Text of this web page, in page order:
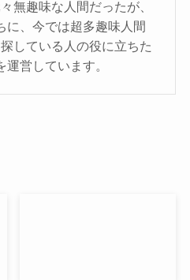
無趣味な人間だったが、
に、今では超多趣味人間
している人の役に立ちた
運営しています。